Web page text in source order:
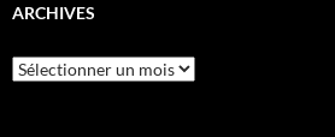
ARCHIVES
Archives